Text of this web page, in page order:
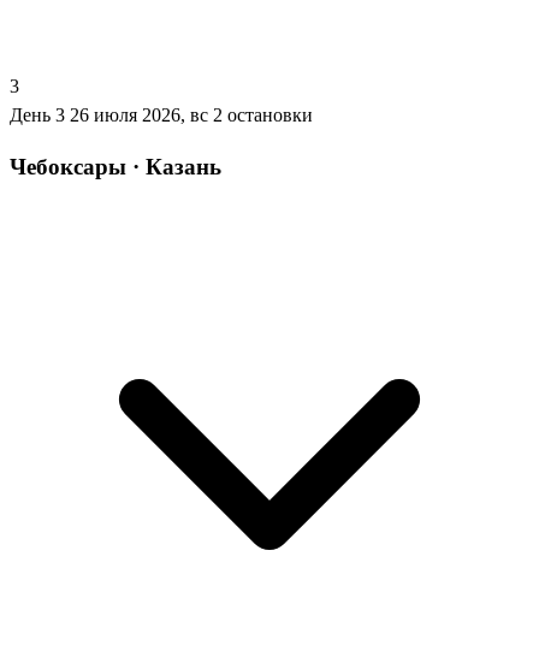
3
День 3 26 июля 2026, вс 2 остановки
Чебоксары · Казань